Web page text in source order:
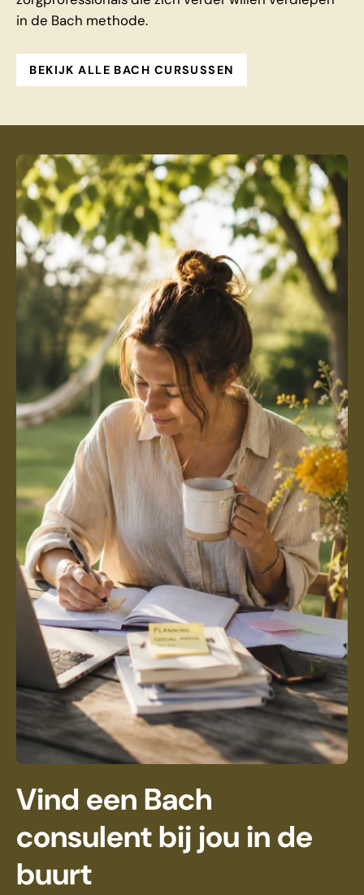
in de Bach methode.
BEKIJK ALLE BACH CURSUSSEN
Vind een Bach
consulent bij jou in de
buurt